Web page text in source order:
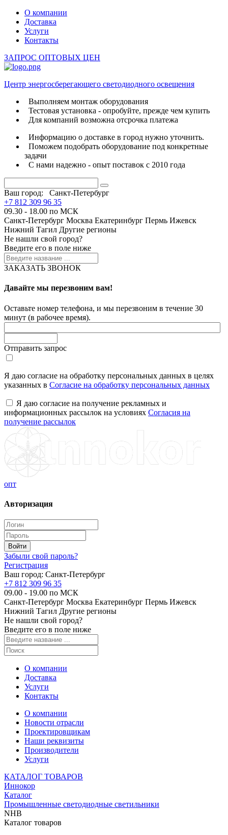
О компании
Доставка
Услуги
Контакты
ЗАПРОС ОПТОВЫХ ЦЕН
Центр энергосберегающего светодиодного освещения
Выполняем монтаж оборудования
Тестовая установка - опробуйте, прежде чем купить
Для компаний возможна отсрочка платежа
Информацию о доставке в город нужно уточнить.
Поможем подобрать оборудование под конкретные
задачи
С нами надежно - опыт поставок с 2010 года
Ваш город:
Санкт-Петербург
+7 812 309 96 35
09.30 - 18.00 по МСК
Санкт-Петербург Москва Екатеринбург Пермь Ижевск
Нижний Тагил Другие регионы
Не нашли свой город?
Введите его в поле ниже
ЗАКАЗАТЬ ЗВОНОК
Давайте мы перезвоним вам!
Оставьте номер телефона, и мы перезвоним в течение 30
минут (в рабочее время).
Отправить запрос
Я даю согласие на обработку персональных данных в целях
указанных в Согласие на обработку персональных данных
Я даю согласие на получение рекламных и
информационных рассылок на условиях Согласия на
получение рассылок
опт
Авторизация
Забыли свой пароль?
Регистрация
Ваш город: Санкт-Петербург
+7 812 309 96 35
09.00 - 19.00 по МСК
Санкт-Петербург Москва Екатеринбург Пермь Ижевск
Нижний Тагил Другие регионы
Не нашли свой город?
Введите его в поле ниже
О компании
Доставка
Услуги
Контакты
О компании
Новости отрасли
Проектировщикам
Наши реквизиты
Производители
Услуги
КАТАЛОГ ТОВАРОВ
Иннокор
Каталог
Промышленные светодиодные светильники
NHB
Каталог товаров